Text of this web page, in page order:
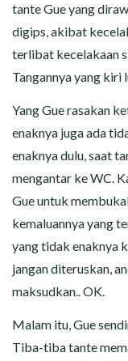
tante Gue yang
digips, akibat
terlibat kecelakaan
Tangannya yang
Yang Gue rasakan
enaknya juga ada
enaknya dulu, saat
mengantar ke WC.
Gue untuk
kemaluannya yang
yang tidak enaknya
jangan diteruskan,
maksudkan.. OK.
Malam itu, Gue
Tiba-tiba tante
CERITA NAKAL
CERITA SEMPROT
CERITA ANAK TIRI
CERITA HOT MAMA
CERITA TANTE SEXY
CERITA ISTRI